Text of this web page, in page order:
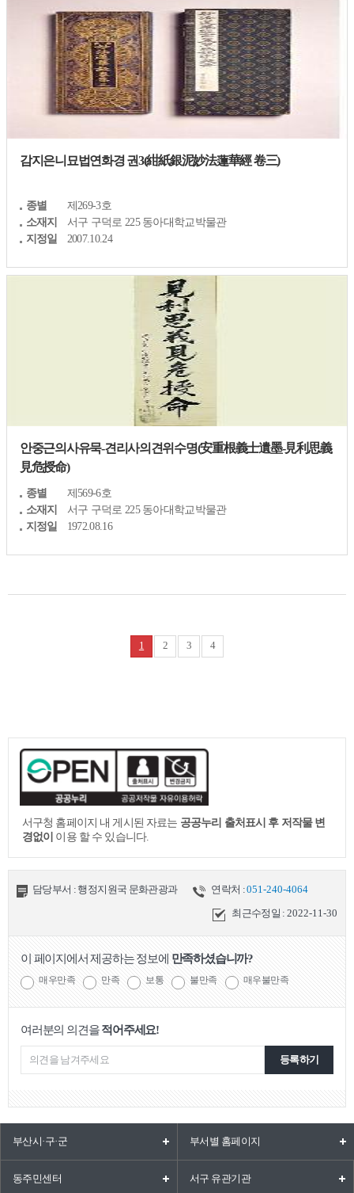
감지은니묘법연화경 권3(紺紙銀泥妙法蓮華經 卷三)
종별
제269-3호
소재지
서구 구덕로 225 동아대학교박물관
지정일
2007.10.24
안중근의사유묵-견리사의견위수명(安重根義士遺墨-見利思義
見危授命)
종별
제569-6호
소재지
서구 구덕로 225 동아대학교박물관
지정일
1972.08.16
1 2 3 4
서구청 홈페이지 내 게시된 자료는 공공누리 출처표시 후 저작물 변
경없이 이용 할 수 있습니다.
담당부서 : 행정지원국 문화관광과 연락처 :051-240-4064
최근수정일 : 2022-11-30
이 페이지에서 제공하는 정보에 만족하셨습니까?
매우만족 만족 보통 불만족 매우불만족
여러분의 의견을적어주세요!
등록하기
부산시·구·군 부서별 홈페이지
동주민센터 서구 유관기관